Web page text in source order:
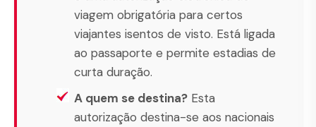
viagem obrigatória para certos
viajantes isentos de visto. Está ligada
ao passaporte e permite estadias de
curta duração.
A quem se destina? Esta
autorização destina-se aos nacionais